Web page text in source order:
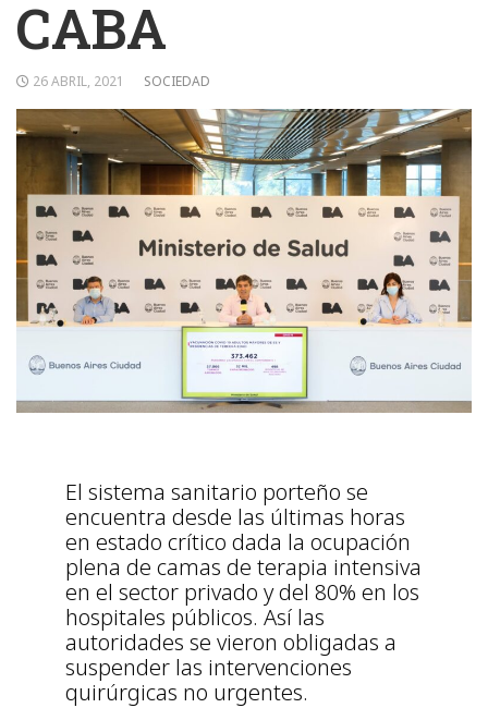
CABA
26 ABRIL, 2021 SOCIEDAD
El sistema sanitario porteño se
encuentra desde las últimas horas
en estado crítico dada la ocupación
plena de camas de terapia intensiva
en el sector privado y del 80% en los
hospitales públicos. Así las
autoridades se vieron obligadas a
suspender las intervenciones
quirúrgicas no urgentes.